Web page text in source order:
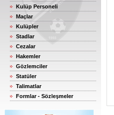
Kulüp Personeli
Maçlar
Kulüpler
Stadlar
Cezalar
Hakemler
Gözlemciler
Statüler
Talimatlar
Formlar - Sözleşmeler